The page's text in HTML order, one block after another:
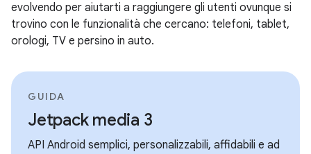
evolvendo per aiutarti a raggiungere gli utenti ovunque si
trovino con le funzionalità che cercano: telefoni, tablet,
orologi, TV e persino in auto.
GUIDA
Jetpack media 3
API Android semplici, personalizzabili, affidabili e ad